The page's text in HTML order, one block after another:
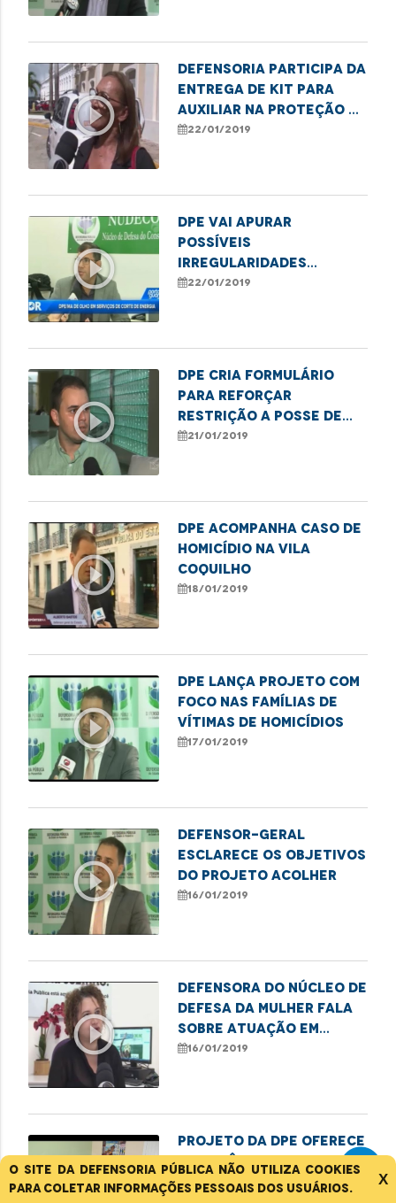
O site da Defensoria Pública não utiliza cookies
para coletar informações pessoais dos usuários.
X
play_circle_outline
Defensoria participa da
entrega de kit para
auxiliar na proteção à
pessoa idosa
22/01/2019
play_circle_outline
DPE vai apurar
possíveis
irregularidades
referentes a cortes de
22/01/2019
play_circle_outline
DPE cria formulário
para reforçar
restrição a posse de
armas por agressores
21/01/2019
play_circle_outline
DPE acompanha caso de
homicídio na Vila
Coquilho
18/01/2019
play_circle_outline
DPE lança projeto com
foco nas famílias de
vítimas de homicídios
17/01/2019
play_circle_outline
Defensor-geral
esclarece os objetivos
do Projeto acolher
16/01/2019
play_circle_outline
Defensora do núcleo de
defesa da mulher fala
sobre atuação em
casos de violência
16/01/2019
play_circle_outline
Projeto da DPE oferece
assistência para
famílias de vitimas de